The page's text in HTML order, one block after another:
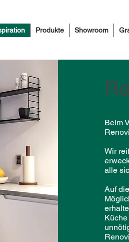
Produkte Showroom
Beim
Wir
alle
Auf